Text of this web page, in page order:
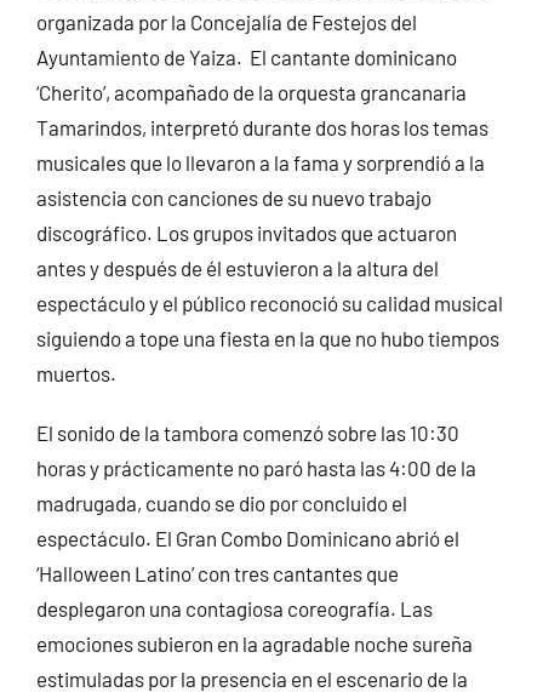
organizada por la Concejalía de Festejos del
Ayuntamiento de Yaiza. El cantante dominicano
‘Cherito’, acompañado de la orquesta grancanaria
Tamarindos, interpretó durante dos horas los temas
musicales que lo llevaron a la fama y sorprendió a la
asistencia con canciones de su nuevo trabajo
discográfico. Los grupos invitados que actuaron
antes y después de él estuvieron a la altura del
espectáculo y el público reconoció su calidad musical
siguiendo a tope una fiesta en la que no hubo tiempos
muertos.
El sonido de la tambora comenzó sobre las 10:30
horas y prácticamente no paró hasta las 4:00 de la
madrugada, cuando se dio por concluido el
espectáculo. El Gran Combo Dominicano abrió el
‘Halloween Latino’ con tres cantantes que
desplegaron una contagiosa coreografía. Las
emociones subieron en la agradable noche sureña
estimuladas por la presencia en el escenario de la